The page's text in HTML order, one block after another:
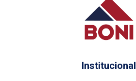
Institucional